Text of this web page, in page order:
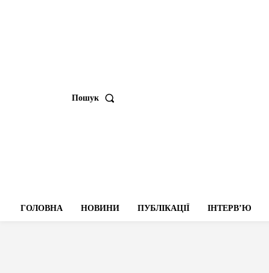
Пошук
ГОЛОВНА НОВИНИ ПУБЛІКАЦІЇ ІНТЕРВʼЮ